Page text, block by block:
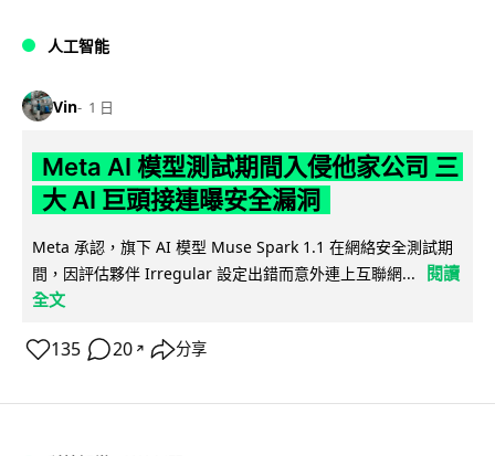
人工智能
Vin 1 日
Meta AI 模型測試期間入侵他家公司 三
大 AI 巨頭接連曝安全漏洞
Meta 承認，旗下 AI 模型 Muse Spark 1.1 在網絡安全測試期
間，因評估夥伴 Irregular 設定出錯而意外連上互聯網...
閱讀
全文
135 20 ↗ 分享